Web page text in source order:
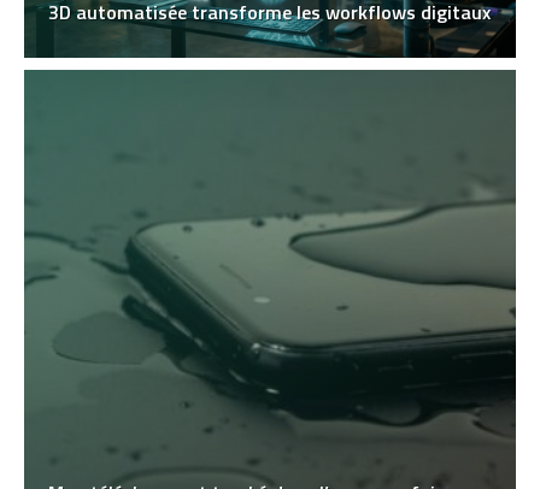
3D automatisée transforme les workflows digitaux